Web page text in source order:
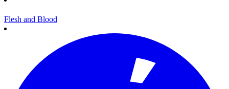
Flesh and Blood